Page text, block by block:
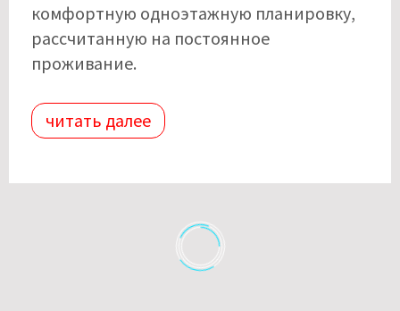
комфортную одноэтажную планировку,
рассчитанную на постоянное
проживание.
читать далее